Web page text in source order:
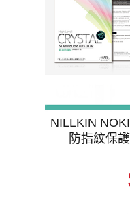
NILLKIN
防指紋保